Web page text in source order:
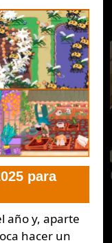
para
año y, aparte
hacer un